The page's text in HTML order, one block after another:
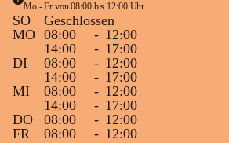
Mo - Fr von 08:00 bis 12:00 Uhr.
SO
Geschlossen
MO 08:00 - 12:00
14:00
- 17:00
DI
08:00 - 12:00
14:00
- 17:00
MI
08:00 - 12:00
14:00
- 17:00
DO
08:00 - 12:00
FR
08:00 - 12:00